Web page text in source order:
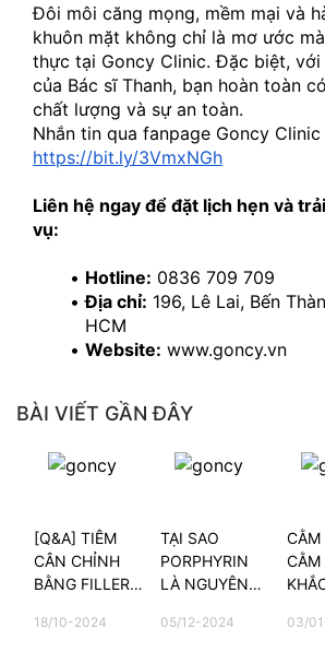
Đôi môi căng mọng, mềm mại và
khuôn mặt không chỉ là mơ ước
thực tại Goncy Clinic. Đặc biệt, với
của Bác sĩ Thanh, bạn hoàn toàn
chất lượng và sự an toàn.
Nhắn tin qua fanpage Goncy
https://bit.ly/3VmxNGh
Liên hệ ngay để đặt lịch hẹn và
vụ:
Hotline: 0836 709 709
Địa chỉ: 196, Lê Lai, Bến
HCM
Website: www.goncy.vn
BÀI VIẾT GẦN ĐÂY
[Q&A] TIÊM
CÂN CHỈNH
BẰNG FILLER
KHÔNG?
18/10-2024
TẠI SAO
PORPHYRIN
LÀ NGUYÊN
GÂY NÊN
05/12-2024
CẰM
CẰM
NÀO?
03/